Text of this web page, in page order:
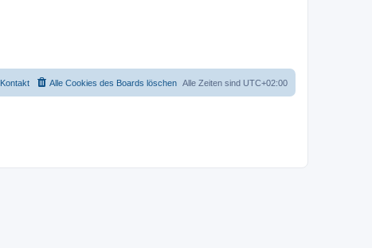
Alle Zeiten sind UTC+02:00
Alle Cookies des Boards löschen
Kontakt